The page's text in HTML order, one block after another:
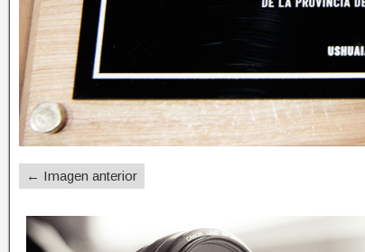
← Imagen anterior